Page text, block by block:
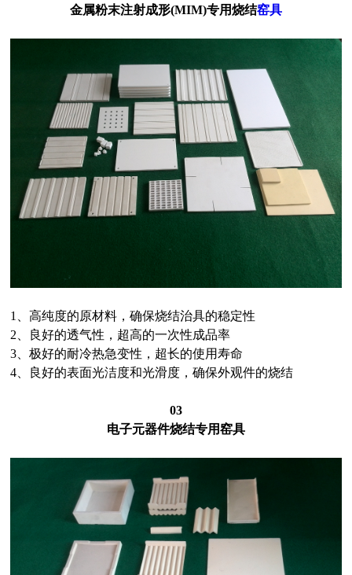
金属粉末注射成形(MIM)专用烧结窑具
1、高纯度的原材料，确保烧结治具的稳定性
2、良好的透气性，超高的一次性成品率
3、极好的耐冷热急变性，超长的使用寿命
4、良好的表面光洁度和光滑度，确保外观件的烧结
03
电子元器件烧结专用窑具